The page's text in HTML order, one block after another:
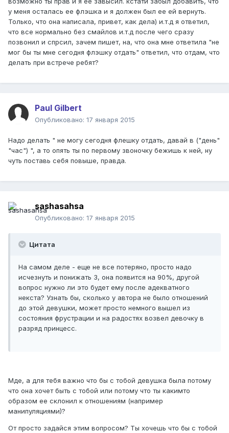
у меня осталась ее флэшка и я должен был ее ей вернуть.
Только, что она написала, привет, как дела) и.т.д я ответил,
что все нормально без смайлов и.т.д после чего сразу
позвонил и спрсил, зачем пишет, на, что она мне ответила "не
мог бы ты мне сегодня флэшку отдать" ответил, что отдам, что
делать при встрече ребят?
Paul Gilbert
Опубликовано: 17 января 2015
Надо делать " не могу сегодня флешку отдать, давай в ("день"
"час") ", а то опять ты по первому звоночку бежишь к ней, ну
чуть поставь себя повыше, правда.
sashasahsa
Опубликовано: 17 января 2015
Цитата
На самом деле - еще не все потеряно, просто надо
исчезнуть и понижать З, она появится на 90%, другой
вопрос нужно ли это будет ему после адекватного
некста? Узнать бы, сколько у автора не было отношений
до этой девушки, может просто немного вышел из
состояния фрустрации и на радостях возвел девочку в
разряд принцесс.
Мде, а для тебя важно что бы с тобой девушка была потому
что она хочет быть с тобой или потому что ты какимто
образом ее склонил к отношениям (например
манипуляциями)?
От просто задайся этим вопросом? Ты хочешь что бы с тобой